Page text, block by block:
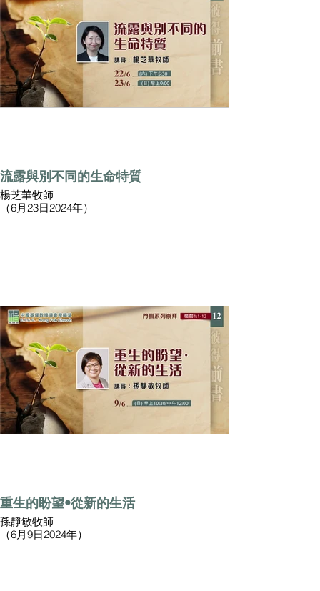
流露與別不同的生命特質
楊芝華牧師
（6月23日2024年）
重生的盼望•從新的生活
孫靜敏牧師
（6月9日2024年）